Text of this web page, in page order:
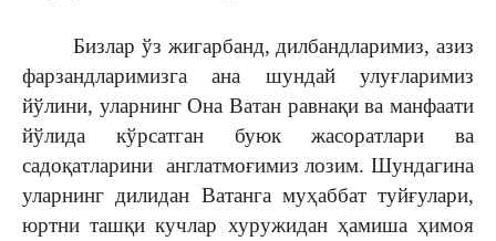
Бизлар ўз жигарбанд, дилбандларимиз, азиз
фарзандларимизга ана шундай улуғларимиз
йўлини, уларнинг Она Ватан равнақи ва манфаати
йўлида кўрсатган буюк жасоратлари ва
садоқатларини англатмоғимиз лозим. Шундагина
уларнинг дилидан Ватанга муҳаббат туйғулари,
юртни ташқи кучлар хуружидан ҳамиша ҳимоя